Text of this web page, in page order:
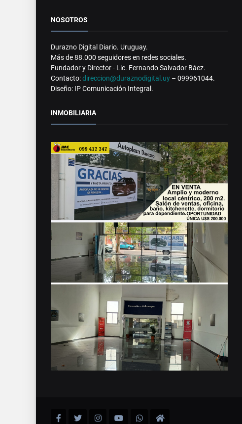
NOSOTROS
Durazno Digital Diario. Uruguay.
Más de 88.000 seguidores en redes sociales.
Fundador y Director - Lic. Fernando Salvador Báez.
Contacto:direccion@duraznodigital.uy – 099961044.
Diseño: IP Comunicación Integral.
INMOBILIARIA